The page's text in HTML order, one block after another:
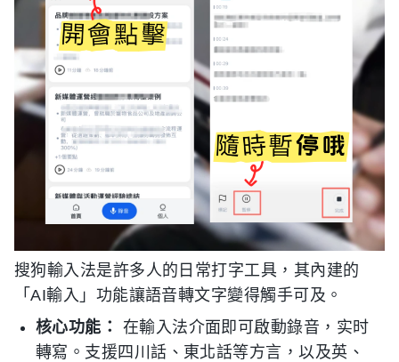
搜狗輸入法是許多人的日常打字工具，其內建的
「AI輸入」功能讓語音轉文字變得觸手可及。
核心功能：
在輸入法介面即可啟動錄音，实时
轉寫。支援四川話、東北話等方言，以及英、